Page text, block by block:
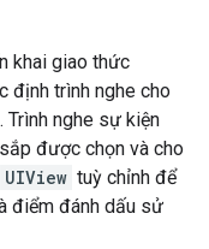
khai giao thức
định trình nghe cho
. Trình nghe sự kiện
được chọn và cho
UIView tuỳ chỉnh để
điểm đánh dấu sử